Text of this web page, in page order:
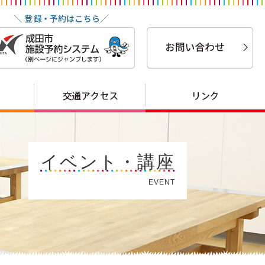
イベント・講座
EVENT